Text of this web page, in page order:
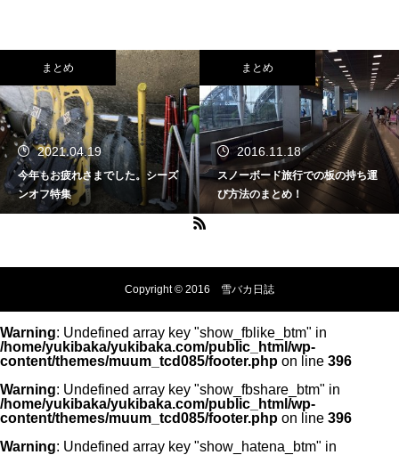
まとめ
2021.04.19
今年もお疲れさまでした。シーズ
ンオフ特集
まとめ
2016.11.18
スノーボード旅行での板の持ち運
び方法のまとめ！
Copyright © 2016 雪バカ日誌
Warning: Undefined array key "show_fblike_btm" in
/home/yukibaka/yukibaka.com/public_html/wp-
content/themes/muum_tcd085/footer.php on line 396
Warning: Undefined array key "show_fbshare_btm" in
/home/yukibaka/yukibaka.com/public_html/wp-
content/themes/muum_tcd085/footer.php on line 396
Warning: Undefined array key "show_hatena_btm" in